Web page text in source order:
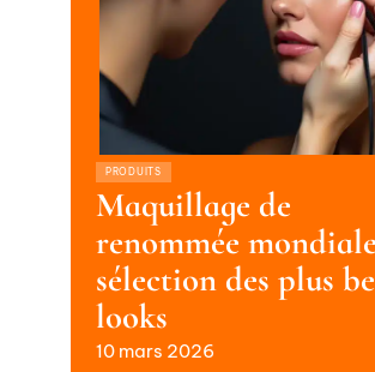
PRODUITS
Maquillage de
renommée
sélection des plus
looks
10 mars 2026